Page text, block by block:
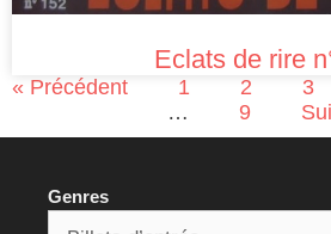
Eclats de rire
« Précédent 1 2 3
…
9
Genres